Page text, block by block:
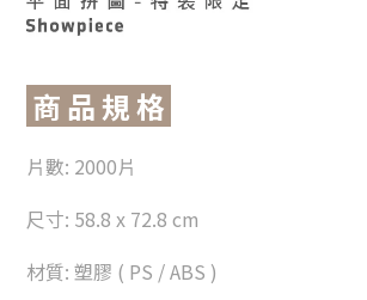
商 品 規 格
片數: 2000片
尺寸: 58.8 x 72.8 cm
材質: 塑膠 ( PS / ABS )